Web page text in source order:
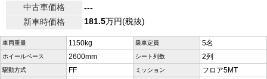
中古車価格
---
新車時価格
181.5万円(税抜)
車両重量 1150kg 乗車定員 5名
ホイールベース 2600mm シート列数 2列
駆動方式 FF ミッション フロア5MT